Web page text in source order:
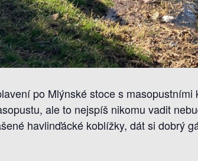
po Mlýnské stoce s
ale to nejspíš nikomu vadit
havlinďácké koblížky, dát si dobrý